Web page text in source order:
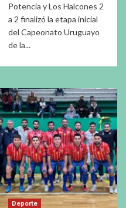
Potencia y Los Halcones 2
a 2 finalizó la etapa inicial
del Capeonato Uruguayo
de la...
Deporte